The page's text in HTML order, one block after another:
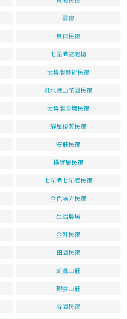
雲宿
皇佳民宿
七星潭望海樓
太魯閣藝術民宿
汎水淩山花園民宿
太魯閣勝境民宿
靜思優質民宿
安莊民宿
樸實居民宿
七星潭七星海民宿
金色陽光民宿
生活農場
金軒民宿
田園民宿
凱鑫山莊
觀雲山莊
谷園民宿